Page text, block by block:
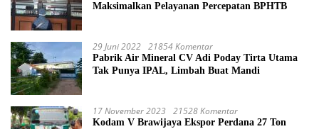
Maksimalkan Pelayanan Percepatan BPHTB
29 Juni 2022 21854 Komentar
Pabrik Air Mineral CV Adi Poday Tirta Utama
Tak Punya IPAL, Limbah Buat Mandi
17 November 2023 21528 Komentar
Kodam V Brawijaya Ekspor Perdana 27 Ton